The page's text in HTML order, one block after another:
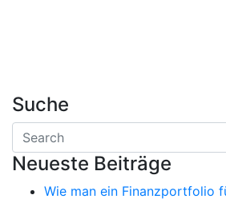
Suche
Neueste Beiträge
Wie man ein Finanzportfolio